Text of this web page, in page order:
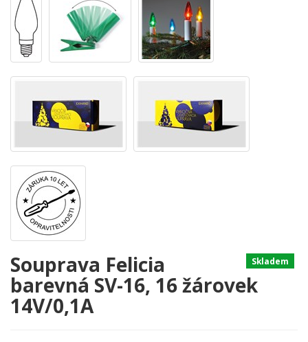
Skladem
Souprava Felicia
barevná SV-16, 16 žárovek
14V/0,1A